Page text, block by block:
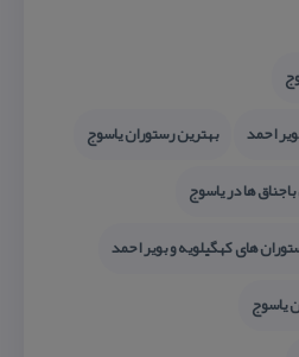
احمد
بهترین رستوران یاسوج
ها در یاسوج
های كهگیلویه و بویر احمد
یاسوج